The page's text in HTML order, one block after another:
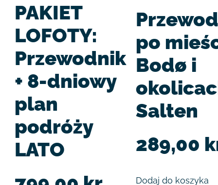
PAKIET
LOFOTY:
Przewodnik
+ 8-dniowy
plan
podróży
LATO
po
Bodø i
Salten
289,00
Dodaj do koszyka